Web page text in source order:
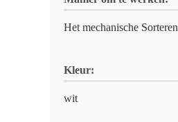
Het mechanische Sorteren
Kleur:
wit